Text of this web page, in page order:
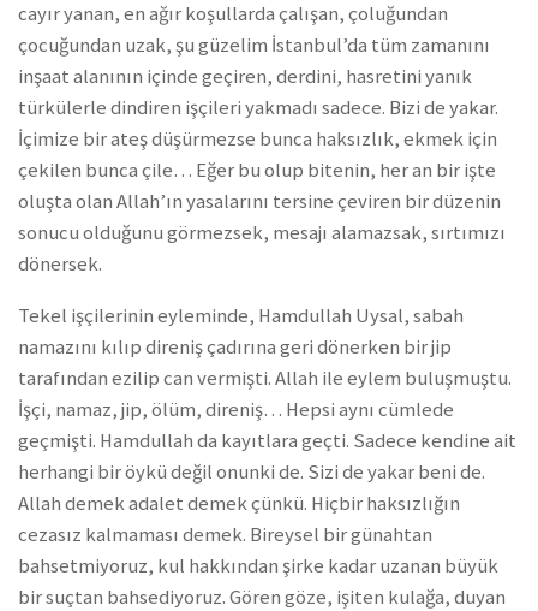
cayır yanan, en ağır koşullarda çalışan, çoluğundan
çocuğundan uzak, şu güzelim İstanbul’da tüm zamanını
inşaat alanının içinde geçiren, derdini, hasretini yanık
türkülerle dindiren işçileri yakmadı sadece. Bizi de yakar.
İçimize bir ateş düşürmezse bunca haksızlık, ekmek için
çekilen bunca çile… Eğer bu olup bitenin, her an bir işte
oluşta olan Allah’ın yasalarını tersine çeviren bir düzenin
sonucu olduğunu görmezsek, mesajı alamazsak, sırtımızı
dönersek.
Tekel işçilerinin eyleminde, Hamdullah Uysal, sabah
namazını kılıp direniş çadırına geri dönerken bir jip
tarafından ezilip can vermişti. Allah ile eylem buluşmuştu.
İşçi, namaz, jip, ölüm, direniş… Hepsi aynı cümlede
geçmişti. Hamdullah da kayıtlara geçti. Sadece kendine ait
herhangi bir öykü değil onunki de. Sizi de yakar beni de.
Allah demek adalet demek çünkü. Hiçbir haksızlığın
cezasız kalmaması demek. Bireysel bir günahtan
bahsetmiyoruz, kul hakkından şirke kadar uzanan büyük
bir suçtan bahsediyoruz. Gören göze, işiten kulağa, duyan